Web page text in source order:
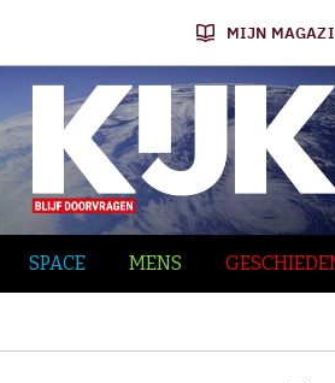
MIJN
SPACE MENS